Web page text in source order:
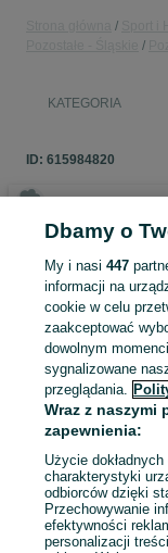
KATEGORIA
ID: 615984820
Zaloguj się lub
sprzedającym
Zaloguj się / Załóż
Dbamy o
My i nasi447
informacji na
cookie w celu
zaakceptować
dowolnym
sygnalizowane
przeglądania.
Wraz z naszymi
zapewnienia:
Użycie
charakterystyki
odbiorców dzięki
Przechowywanie
efektywności
personalizacji